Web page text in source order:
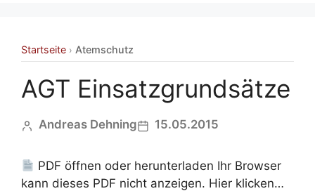
Startseite › Atemschutz
AGT Einsatzgrundsätze
Andreas Dehning 15.05.2015
PDF öffnen oder herunterladen Ihr Browser
kann dieses PDF nicht anzeigen. Hier klicken…